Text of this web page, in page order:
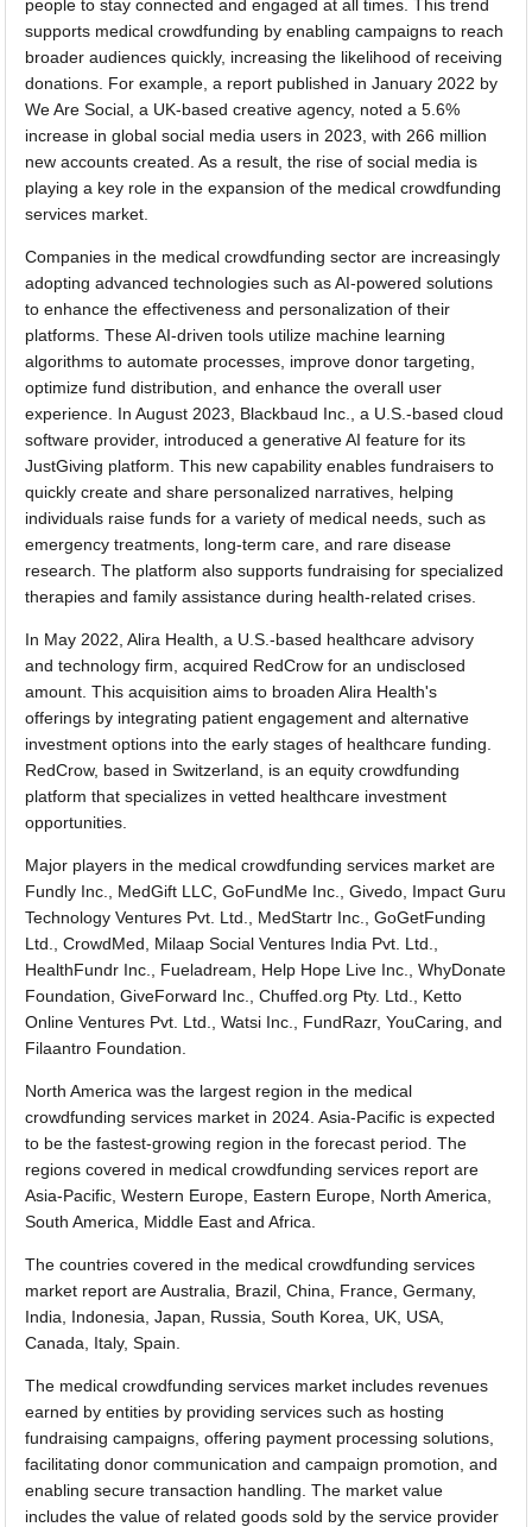
people to stay connected and engaged at all times. This trend
supports medical crowdfunding by enabling campaigns to reach
broader audiences quickly, increasing the likelihood of receiving
donations. For example, a report published in January 2022 by
We Are Social, a UK-based creative agency, noted a 5.6%
increase in global social media users in 2023, with 266 million
new accounts created. As a result, the rise of social media is
playing a key role in the expansion of the medical crowdfunding
services market.
Companies in the medical crowdfunding sector are increasingly
adopting advanced technologies such as AI-powered solutions
to enhance the effectiveness and personalization of their
platforms. These AI-driven tools utilize machine learning
algorithms to automate processes, improve donor targeting,
optimize fund distribution, and enhance the overall user
experience. In August 2023, Blackbaud Inc., a U.S.-based cloud
software provider, introduced a generative AI feature for its
JustGiving platform. This new capability enables fundraisers to
quickly create and share personalized narratives, helping
individuals raise funds for a variety of medical needs, such as
emergency treatments, long-term care, and rare disease
research. The platform also supports fundraising for specialized
therapies and family assistance during health-related crises.
In May 2022, Alira Health, a U.S.-based healthcare advisory
and technology firm, acquired RedCrow for an undisclosed
amount. This acquisition aims to broaden Alira Health's
offerings by integrating patient engagement and alternative
investment options into the early stages of healthcare funding.
RedCrow, based in Switzerland, is an equity crowdfunding
platform that specializes in vetted healthcare investment
opportunities.
Major players in the medical crowdfunding services market are
Fundly Inc., MedGift LLC, GoFundMe Inc., Givedo, Impact Guru
Technology Ventures Pvt. Ltd., MedStartr Inc., GoGetFunding
Ltd., CrowdMed, Milaap Social Ventures India Pvt. Ltd.,
HealthFundr Inc., Fueladream, Help Hope Live Inc., WhyDonate
Foundation, GiveForward Inc., Chuffed.org Pty. Ltd., Ketto
Online Ventures Pvt. Ltd., Watsi Inc., FundRazr, YouCaring, and
Filaantro Foundation.
North America was the largest region in the medical
crowdfunding services market in 2024. Asia-Pacific is expected
to be the fastest-growing region in the forecast period. The
regions covered in medical crowdfunding services report are
Asia-Pacific, Western Europe, Eastern Europe, North America,
South America, Middle East and Africa.
The countries covered in the medical crowdfunding services
market report are Australia, Brazil, China, France, Germany,
India, Indonesia, Japan, Russia, South Korea, UK, USA,
Canada, Italy, Spain.
The medical crowdfunding services market includes revenues
earned by entities by providing services such as hosting
fundraising campaigns, offering payment processing solutions,
facilitating donor communication and campaign promotion, and
enabling secure transaction handling. The market value
includes the value of related goods sold by the service provider